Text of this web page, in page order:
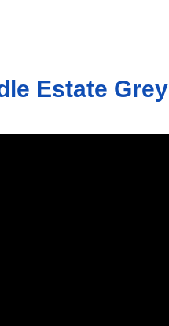
Estate Grey